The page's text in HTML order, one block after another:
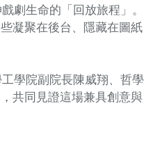
劇生命的「回放旅程」。
凝聚在後台、隱藏在圖紙
學院副院長陳威翔、哲學
共同見證這場兼具創意與